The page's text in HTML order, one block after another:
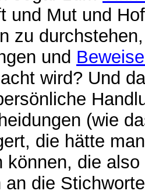
und Mut und
zu
und
wird? Und
(wie
die hätte
können, die
an die